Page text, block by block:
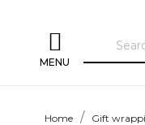
MENU
Home Gift